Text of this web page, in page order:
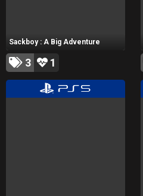
Sackboy : A Big Adventure
3 1